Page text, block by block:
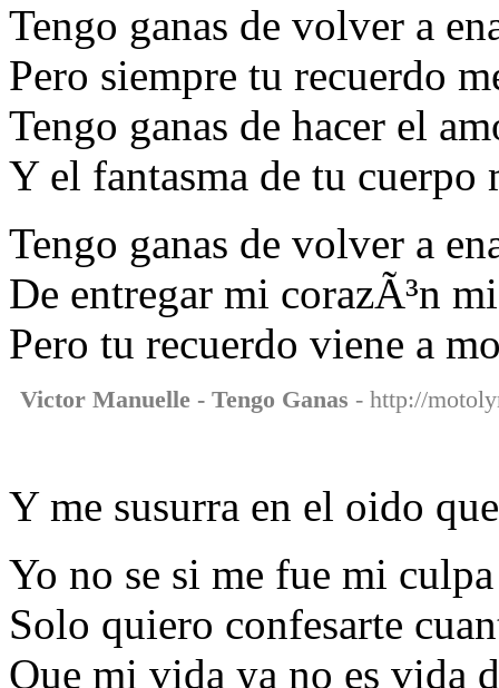
Tengo ganas de volver a
Pero siempre tu recuerdo
Tengo ganas de hacer el
Y el fantasma de tu cuerpo
Tengo ganas de volver a
De entregar mi corazÃ³n
Pero tu recuerdo viene a
Victor Manuelle - Tengo Ganas - http://
Y me susurra en el oido
Yo no se si me fue mi
Solo quiero confesarte
Que mi vida ya no es vida